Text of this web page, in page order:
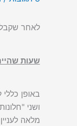
לאחר
שעות
מלאה